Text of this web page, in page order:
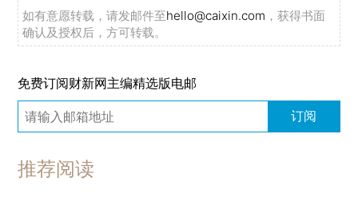
如有意愿转载，请发邮件至hello@caixin.com ，获得书面
确认及授权后，方可转载。
免费订阅财新网主编精选版电邮
订阅
推荐阅读